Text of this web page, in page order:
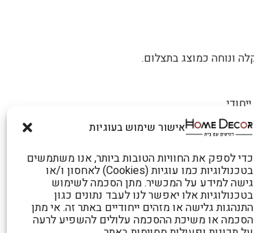
אישור שימוש בעוגיות
כדי לספק את החוויות הטובות ביותר, אנו משתמשים
בטכנולוגיות כמו עוגיות (Cookies) לאחסון ו/או
גישה למידע על המכשיר. מתן הסכמה לשימוש
בטכנולוגיות אלו יאפשר לנו לעבד נתונים כגון
התנהגות גלישה או מזהים ייחודיים באתר זה. אי מתן
הסכמה או משיכת ההסכמה עלולים להשפיע לרעה
ונוחה כמוצג בתצלום.